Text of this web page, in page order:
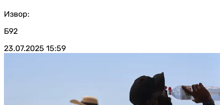
Извор:
Б92
23.07.2025 15:59